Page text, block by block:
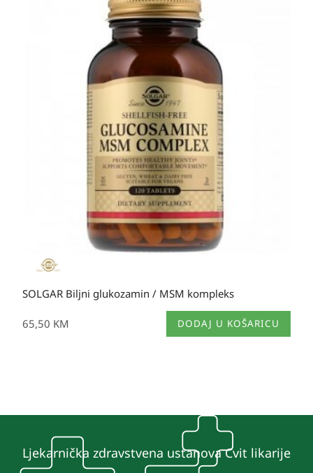
SOLGAR Biljni glukozamin / MSM kompleks
65,50 KM DODAJ U KOŠARICU
Ljekarnička zdravstvena ustanova Cvit likarije